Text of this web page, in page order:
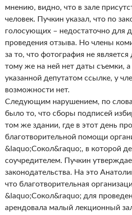
мнению, видно, что в зале
человек. Пучкин указал, что по
голосующих – недостаточно для
проведения отзыва. Но члены
за то, что фотография не является
тому же на ней нет даты съемки,
указанной депутатом ссылке, у
возможности нет.
Следующим нарушением, по
было то, что сборы подписей
том же здании, где в этот день
благотворительной помощи
&laquo;Сокол&raquo;, в которой
соучредителем. Пучкин
законодательства. На это
что благотворительная
&laquo;Сокол&raquo; для
арендовала малый лекционный